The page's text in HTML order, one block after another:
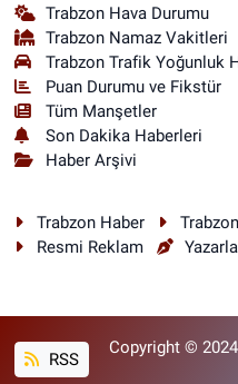
Trabzon Hava Durumu
Trabzon Namaz Vakitleri
Trabzon Trafik Yoğunluk
Puan Durumu ve Fikstür
Tüm Manşetler
Son Dakika Haberleri
Haber Arşivi
Trabzon Haber
Resmi Reklam
RSS
Copyright ©